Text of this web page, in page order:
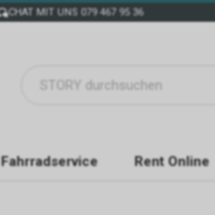
CHAT MIT UNS 079 467 95 36
Fahrradservice Rent Online